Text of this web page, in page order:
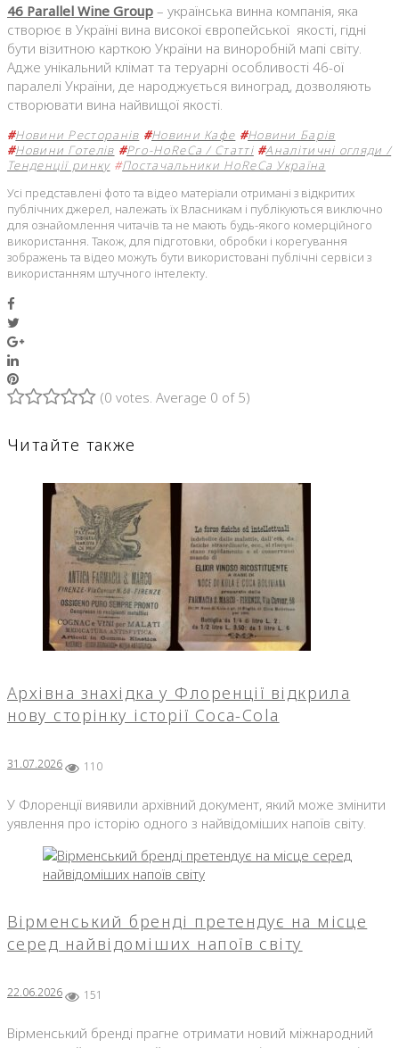
46 Parallel Wine Group – українська винна компанія, яка
створює в Україні вина високої європейської якості, гідні
бути візитною карткою України на виноробній мапі світу.
Адже унікальний клімат та теруарні особливості 46-ої
паралелі України, де народжується виноград, дозволяють
створювати вина найвищої якості.
#Новини Ресторанів #Новини Кафе #Новини Барів
#Новини Готелів #Pro-HoReCa / Статті #Аналітичні огляди /
Тенденції ринку #Постачальники HoReCa Україна
Усі представлені фото та відео матеріали отримані з відкритих
публічних джерел, належать їх Власникам і публікуються виключно
для ознайомлення читачів та не мають будь-якого комерційного
використання. Також, для підготовки, обробки і корегування
зображень та відео можуть бути використовані публічні сервіси з
використанням штучного інтелекту.
Google+
LinkedIn
Pinterest
(0 votes . Average 0 of 5)
Читайте также
Архівна знахідка у Флоренції відкрила
нову сторінку історії Coca-Cola
31.07.2026 110
У Флоренції виявили архівний документ, який може змінити
уявлення про історію одного з найвідоміших напоїв світу.
Вірменський бренді претендує на місце
серед найвідоміших напоїв світу
22.06.2026 151
Вірменський бренді прагне отримати новий міжнародний